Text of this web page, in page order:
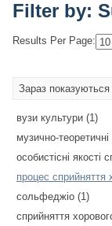
Filter by:
Results Per Page:
Зараз
вузи культури (1)
музично-
особистісні якості
процес сприйняття
сольфеджіо (1)
сприйняття